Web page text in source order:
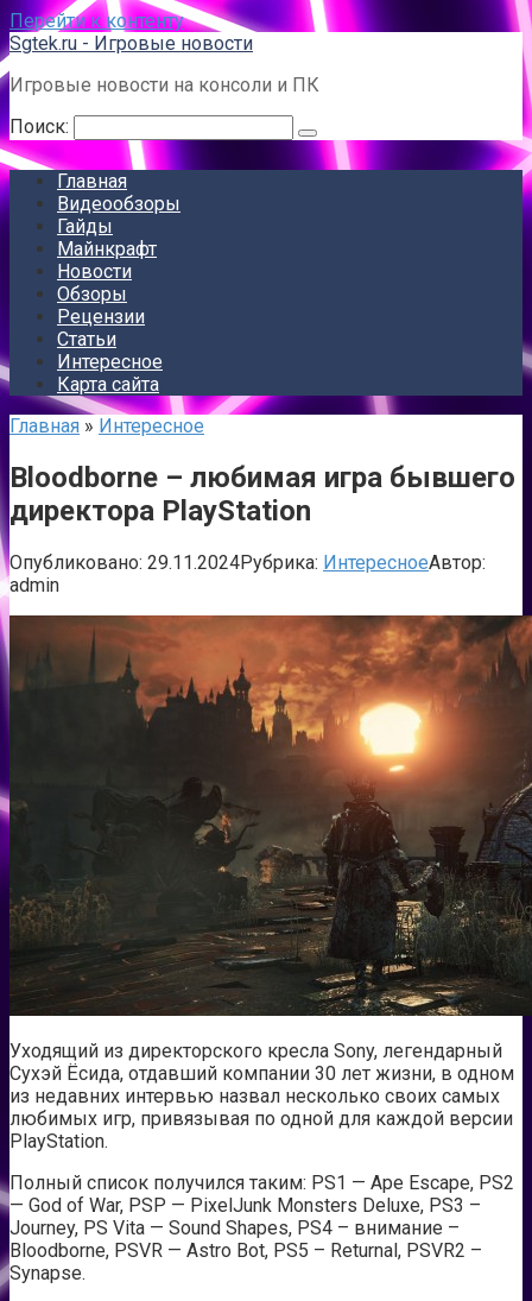
Перейти к контенту
Sgtek.ru - Игровые новости
Игровые новости на консоли и ПК
Поиск:
Главная
Видеообзоры
Гайды
Майнкрафт
Новости
Обзоры
Рецензии
Статьи
Интересное
Карта сайта
Главная » Интересное
Bloodborne – любимая игра бывшего
директора PlayStation
Опубликовано: 29.11.2024Рубрика: ИнтересноеАвтор:
admin
Уходящий из директорского кресла Sony, легендарный
Сухэй Ёсида, отдавший компании 30 лет жизни, в одном
из недавних интервью назвал несколько своих самых
любимых игр, привязывая по одной для каждой версии
PlayStation.
Полный список получился таким: PS1 — Ape Escape, PS2
— God of War, PSP — PixelJunk Monsters Deluxe, PS3 –
Journey, PS Vita — Sound Shapes, PS4 – внимание –
Bloodborne, PSVR — Astro Bot, PS5 – Returnal, PSVR2 –
Synapse.